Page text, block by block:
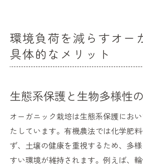
環境負荷を減らすオー
具体的なメリット
生態系保護と生物多様性
オーガニック栽培は生態系保護にお
たしています。有機農法では化学肥
ず、土壌の健康を重視するため、多
すい環境が維持されます。例えば、